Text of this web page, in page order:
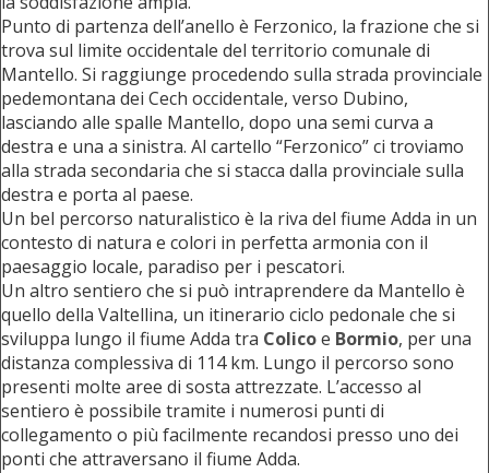
Punto di partenza dell’anello è Ferzonico, la frazione che si
trova sul limite occidentale del territorio comunale di
Mantello. Si raggiunge procedendo sulla strada provinciale
pedemontana dei Cech occidentale, verso Dubino,
lasciando alle spalle Mantello, dopo una semi curva a
destra e una a sinistra. Al cartello “Ferzonico” ci troviamo
alla strada secondaria che si stacca dalla provinciale sulla
destra e porta al paese.
Un bel percorso naturalistico è la riva del fiume Adda in un
contesto di natura e colori in perfetta armonia con il
paesaggio locale, paradiso per i pescatori.
Un altro sentiero che si può intraprendere da Mantello è
quello della Valtellina, un itinerario ciclo pedonale che si
sviluppa lungo il fiume Adda tra Colicoe Bormio, per una
distanza complessiva di 114 km. Lungo il percorso sono
presenti molte aree di sosta attrezzate. L’accesso al
sentiero è possibile tramite i numerosi punti di
collegamento o più facilmente recandosi presso uno dei
ponti che attraversano il fiume Adda.